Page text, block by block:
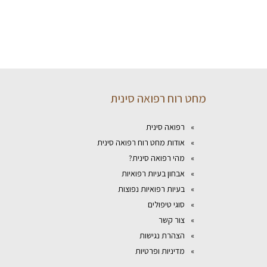
מחט רוח רפואה סינית
רפואה סינית
אודות מחט רוח רפואה סינית
מהי רפואה סינית?
אבחון בעיות רפואיות
בעיות רפואיות נפוצות
סוגי טיפולים
צור קשר
הצהרת נגישות
מדיניות ופרטיות